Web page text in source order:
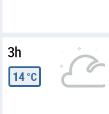
3h
14°C